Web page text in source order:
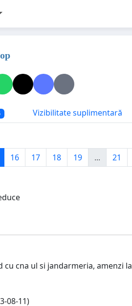
Vizibilitate suplimentară
16 17 18 19 ... 21
cna ul si jandarmeria, amenzi
08-11)